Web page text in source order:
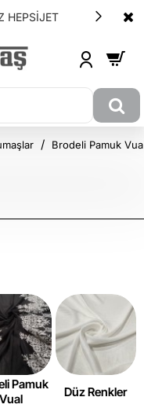
HEPSİJET
Brodeli Pamuk
Pamuk
Vual
Düz Renkler